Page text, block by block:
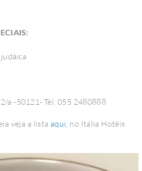
judáica
a -50121- Tel. 055 2480888
veja a listaaqui, no Itália Hotéis